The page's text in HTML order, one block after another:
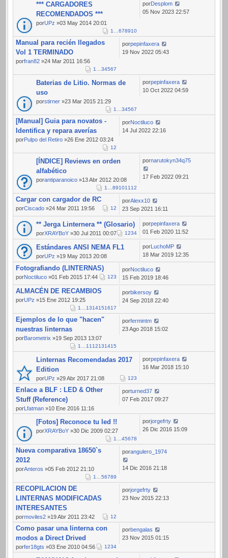
*** CARGADORES
RECOMENDADOS ***
porUPz »03 May 2014 20:01
1 678910
porDesplom
05 Nov 2023 22:57
Manual para recién llegados
Vol 1 TERMINADO
porfran82 »24 Mar 2011 16:56
1 34567
porpepinfaxera
19 Nov 2022 05:43
Baterias de Litio. Normas de
uso
porstirner »23 Mar 2015 21:29
1 34567
porpepinfaxera
10 Oct 2022 04:59
[Manual] Guia para novatos -
Identifica y repara averías
porPulpo del Retiro »26 Ene 2012 03:24
12
porNoctiluco
14 Jul 2022 22:16
[ÍNDICE] Reviews en orden
alfabético
porantiparanoico »13 Abr 2012 20:08
1 891011 12
pornarutokyn34q75
17 Feb 2022 09:21
Cargar con cargador de RC
porCiscado »24 Mar 2011 19:56 12
porAlexx10
23 Sep 2021 16:11
** Jerga Linternera ** (Glosario)
porXRAYBoY »30 Jul 2011 00:07 1234
porpepinfaxera
01 Feb 2020 11:52
Estándares ANSI NEMA FL1
porUPz »19 May 2013 20:08
porLuchoMP
18 Mar 2019 12:35
Fotografiando (LINTERNAS)
porNoctiluco »01 Feb 2015 17:44 123
porNoctiluco
15 Feb 2019 18:46
ALMACÉN DE RECAMBIOS
porUPz »15 Ene 2012 19:25
1 1314151617
porbikersoy
24 Sep 2018 22:40
Ejemplos de lo que "hacen"
nuestras linternas
porBarometrix »19 Sep 2013 13:07
1 11 12131415
porfermintm
23 Ago 2018 15:02
Linternas Recomendadas 2017
Edition
porUPz »29 Abr 2017 21:08 123
porpepinfaxera
16 Mar 2018 15:10
Enlace a BLF : LED & Other
Stuff (Reference)
porLfatman »10 Ene 2016 11:16
porturned37
07 Feb 2017 09:27
[Fotos] Reconoce tu led !!
porXRAYBoY »30 Dic 2009 02:27
1 45678
porjorgefrty
26 Dic 2016 15:09
Nueva comparativa 18650`s
2012
porAnteros »05 Feb 2012 21:10
1 56789
porangulero_1974
14 Dic 2016 21:18
RECOPILACION DE
LINTERNAS MODIFICADAS
INTERESANTES
pormoviles2 »19 Abr 2011 23:42 12
porjorgefrty
23 Nov 2015 22:13
Como pasar una linterna con
modos a Direct Drived
porfer18gts »03 Ene 2010 04:56 1234
porbengalas
23 Nov 2015 01:15